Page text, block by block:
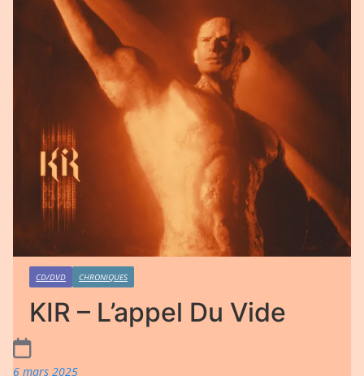
CD/DVD CHRONIQUES
KIR – L’appel Du Vide
6 mars 2025